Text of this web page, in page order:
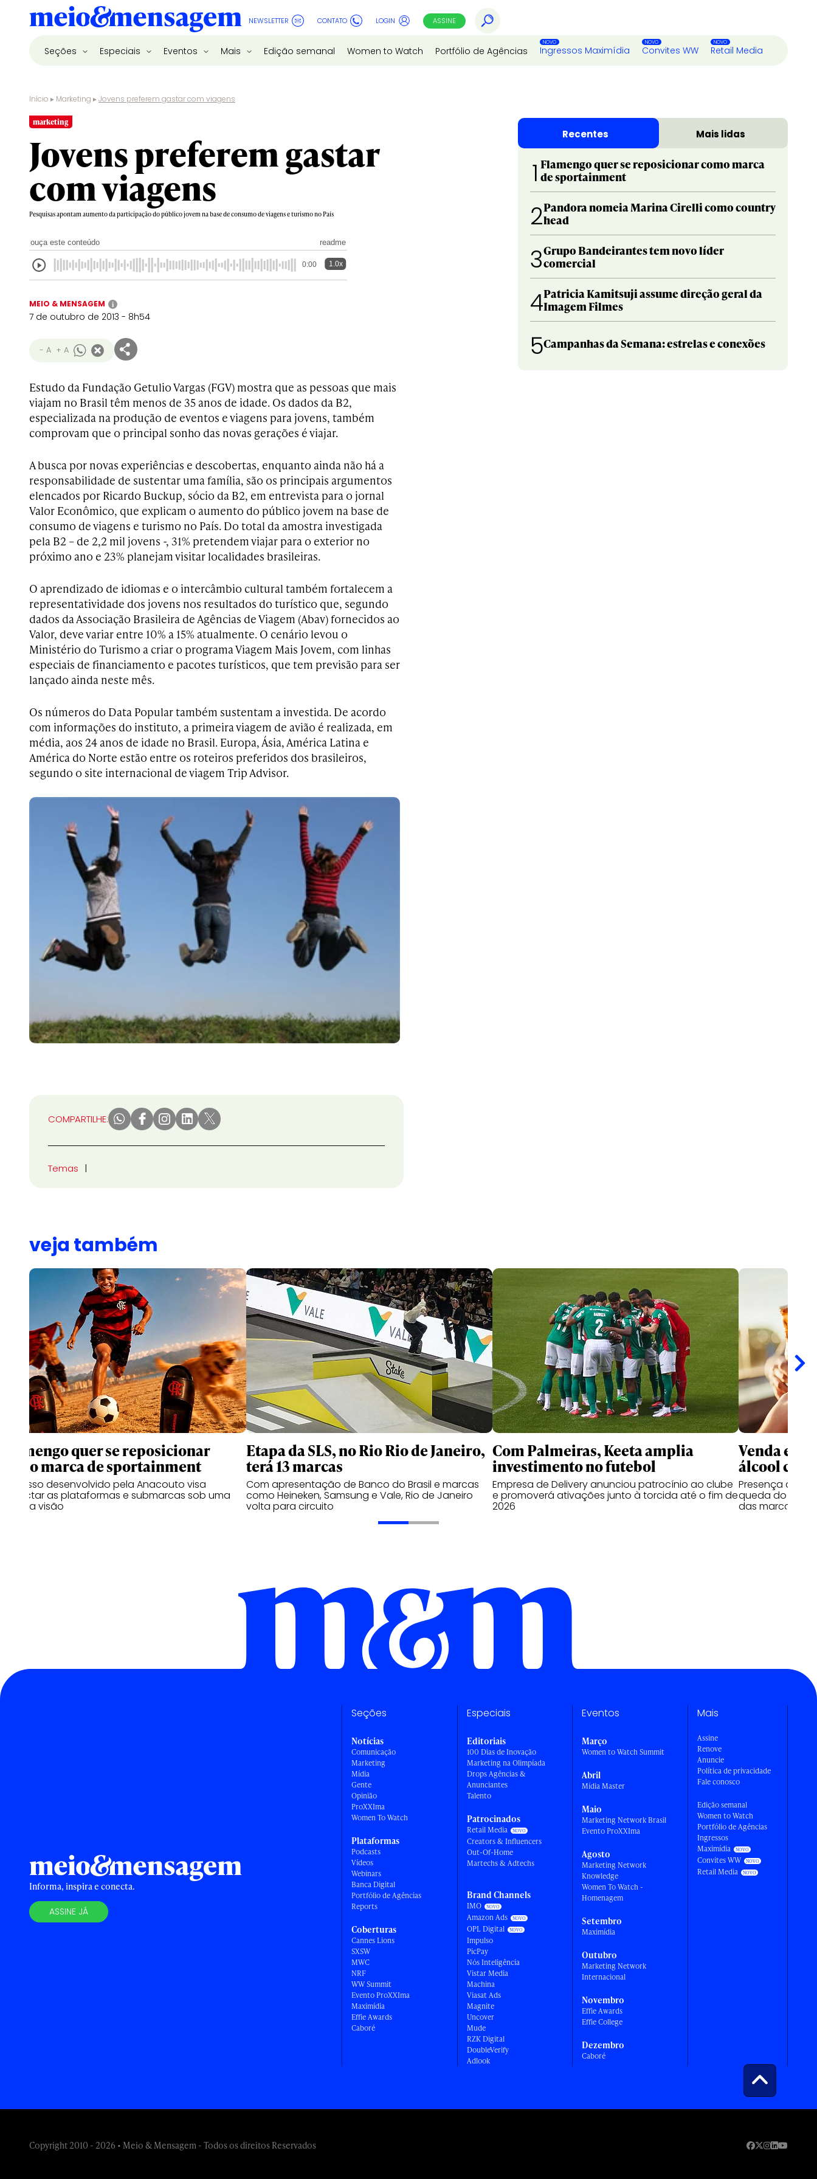
NEWSLETTER CONTATO LOGIN ASSINE
Seções Especiais Eventos Mais Edição semanal Women to Watch Portfólio de Agências Ingressos Maximídia Convites WW Retail Media
Início ▸ Marketing ▸Jovens preferem gastar com viagens
marketing
Jovens preferem gastar
com viagens
Pesquisas apontam aumento da participação do público jovem na base de consumo de viagens e turismo no País
ouça este conteúdo readme
0:00 1.0x
MEIO & MENSAGEM i
7 de outubro de 2013 - 8h54
- A + A
Estudo da Fundação Getulio Vargas (FGV) mostra que as pessoas que mais
viajam no Brasil têm menos de 35 anos de idade. Os dados da B2,
especializada na produção de eventos e viagens para jovens, também
comprovam que o principal sonho das novas gerações é viajar.
A busca por novas experiências e descobertas, enquanto ainda não há a
responsabilidade de sustentar uma família, são os principais argumentos
elencados por Ricardo Buckup, sócio da B2, em entrevista para o jornal
Valor Econômico, que explicam o aumento do público jovem na base de
consumo de viagens e turismo no País. Do total da amostra investigada
pela B2 – de 2,2 mil jovens -, 31% pretendem viajar para o exterior no
próximo ano e 23% planejam visitar localidades brasileiras.
O aprendizado de idiomas e o intercâmbio cultural também fortalecem a
representatividade dos jovens nos resultados do turístico que, segundo
dados da Associação Brasileira de Agências de Viagem (Abav) fornecidos ao
Valor, deve variar entre 10% a 15% atualmente. O cenário levou o
Ministério do Turismo a criar o programa Viagem Mais Jovem, com linhas
especiais de financiamento e pacotes turísticos, que tem previsão para ser
lançado ainda neste mês.
Os números do Data Popular também sustentam a investida. De acordo
com informações do instituto, a primeira viagem de avião é realizada, em
média, aos 24 anos de idade no Brasil. Europa, Ásia, América Latina e
América do Norte estão entre os roteiros preferidos dos brasileiros,
segundo o site internacional de viagem Trip Advisor.
COMPARTILHE:
Temas
Recentes Mais lidas
1 Flamengo quer se reposicionar como marca
de sportainment
2Pandora nomeia Marina Cirelli como country
head
3Grupo Bandeirantes tem novo líder
comercial
4Patricia Kamitsuji assume direção geral da
Imagem Filmes
5Campanhas da Semana: estrelas e conexões
veja também
Flamengo quer se reposicionar
como marca de sportainment
Processo desenvolvido pela Anacouto visa
conectar as plataformas e submarcas sob uma
mesma visão
Etapa da SLS, no Rio Rio de Janeiro,
terá 13 marcas
Com apresentação de Banco do Brasil e marcas
como Heineken, Samsung e Vale, Rio de Janeiro
volta para circuito
Com Palmeiras, Keeta amplia
investimento no futebol
Empresa de Delivery anunciou patrocínio ao clube
e promoverá ativações junto à torcida até o fim de
2026
Venda e
álcool
Presença de
queda do
das marcas
Informa, inspira e conecta.
ASSINE JÁ
Seções
Notícias
Comunicação
Marketing
Mídia
Gente
Opinião
ProXXIma
Women To Watch
Plataformas
Podcasts
Vídeos
Webinars
Banca Digital
Portfólio de Agências
Reports
Coberturas
Cannes Lions
SXSW
MWC
NRF
WW Summit
Evento ProXXIma
Maximídia
Effie Awards
Caboré
Especiais
Editoriais
100 Dias de Inovação
Marketing na Olimpíada
Drops Agências &
Anunciantes
Talento
Patrocinados
Retail Media
Creators & Influencers
Out-Of-Home
Martechs & Adtechs
Brand Channels
IMO
Amazon Ads
OPL Digital
Impulso
PicPay
Nós Inteligência
Vistar Media
Machina
Viasat Ads
Magnite
Uncover
Mude
RZK Digital
DoubleVerify
Adlook
Eventos
Março
Women to Watch Summit
Abril
Mídia Master
Maio
Marketing Network Brasil
Evento ProXXIma
Agosto
Marketing Network
Knowledge
Women To Watch -
Homenagem
Setembro
Maximídia
Outubro
Marketing Network
Internacional
Novembro
Effie Awards
Effie College
Dezembro
Caboré
Mais
Assine
Renove
Anuncie
Política de privacidade
Fale conosco
Edição semanal
Women to Watch
Portfólio de Agências
Ingressos
Maximídia
Convites WW
Retail Media
Copyright 2010 - 2026 • Meio & Mensagem - Todos os direitos Reservados